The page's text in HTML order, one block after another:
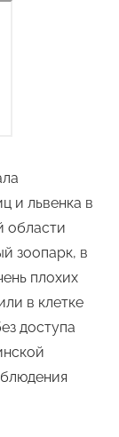
и львенка в
области
зоопарк, в
плохих
в клетке
доступа